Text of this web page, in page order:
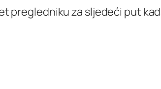
pregledniku za sljedeći put